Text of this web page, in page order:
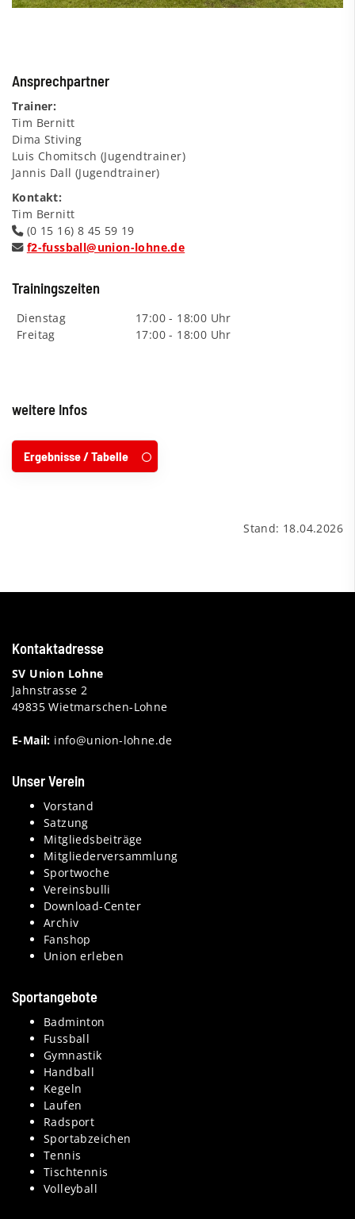
Ansprechpartner
Trainer:
Tim Bernitt
Dima Stiving
Luis Chomitsch (Jugendtrainer)
Jannis Dall (Jugendtrainer)
Kontakt:
Tim Bernitt
(0 15 16) 8 45 59 19
f2-fussball@union-lohne.de
Trainingszeiten
Dienstag
Freitag
17:00 - 18:00 Uhr
17:00 - 18:00 Uhr
weitere Infos
Ergebnisse / Tabelle
Stand: 18.04.2026
Kontaktadresse
SV Union Lohne
Jahnstrasse 2
49835 Wietmarschen-Lohne
E-Mail: info@union-lohne.de
Unser Verein
Vorstand
Satzung
Mitgliedsbeiträge
Mitgliederversammlung
Sportwoche
Vereinsbulli
Download-Center
Archiv
Fanshop
Union erleben
Sportangebote
Badminton
Fussball
Gymnastik
Handball
Kegeln
Laufen
Radsport
Sportabzeichen
Tennis
Tischtennis
Volleyball